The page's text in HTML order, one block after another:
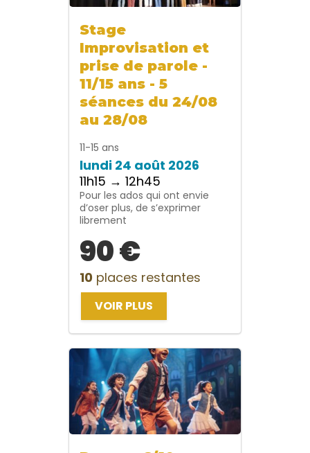
Stage
Improvisation et
prise de parole -
11/15 ans - 5
séances du 24/08
au 28/08
11-15 ans
lundi 24 août 2026
11h15 → 12h45
Pour les ados qui ont envie
d’oser plus, de s’exprimer
librement
90 €
10 places restantes
VOIR PLUS